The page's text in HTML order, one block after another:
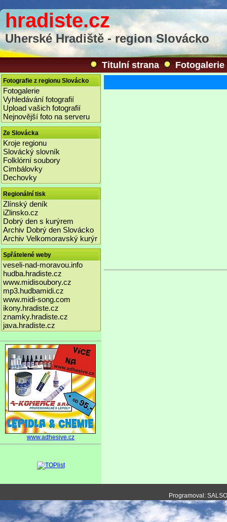
hradiste.cz
Uherské Hradiště - region Slovácko
Titulní strana Fotogalerie
Fotografie z regionu Slovácko
Fotogalerie
Vyhledávání fotografií
Upload vašich fotografií
Nejnovější foto na serveru
Ze Slovácka
Kroje regionu
Slovácký slovník
Folklórní soubory
Cimbálovky
Dechovky
Regionální tisk
Zlínský deník
iZlinsko.cz
Dobrý den s kurýrem
Archiv Dobrý den Slovácko
Archiv Velkomoravský kurýr
Spřátelené weby
veseli-nad-moravou.info
hudba.hradiste.cz
www.midisoubory.cz
mp3.hudbamidi.cz
www.midi-song.com
ikony.hradiste.cz
znamky.hradiste.cz
java.hradiste.cz
www.adhesive.cz
Programoval: